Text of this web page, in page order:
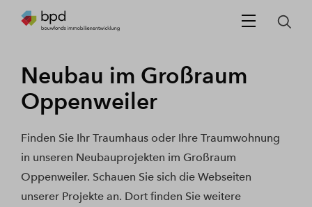
Neubau im Großraum
Oppenweiler
Finden Sie Ihr Traumhaus oder Ihre Traumwohnung
in unseren Neubauprojekten im Großraum
Oppenweiler. Schauen Sie sich die Webseiten
unserer Projekte an. Dort finden Sie weitere